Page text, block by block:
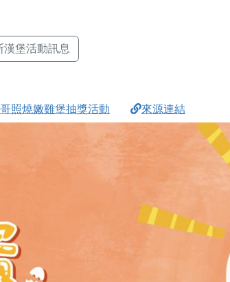
漢堡活動訊息
照燒嫩雞堡抽獎活動 來源連結